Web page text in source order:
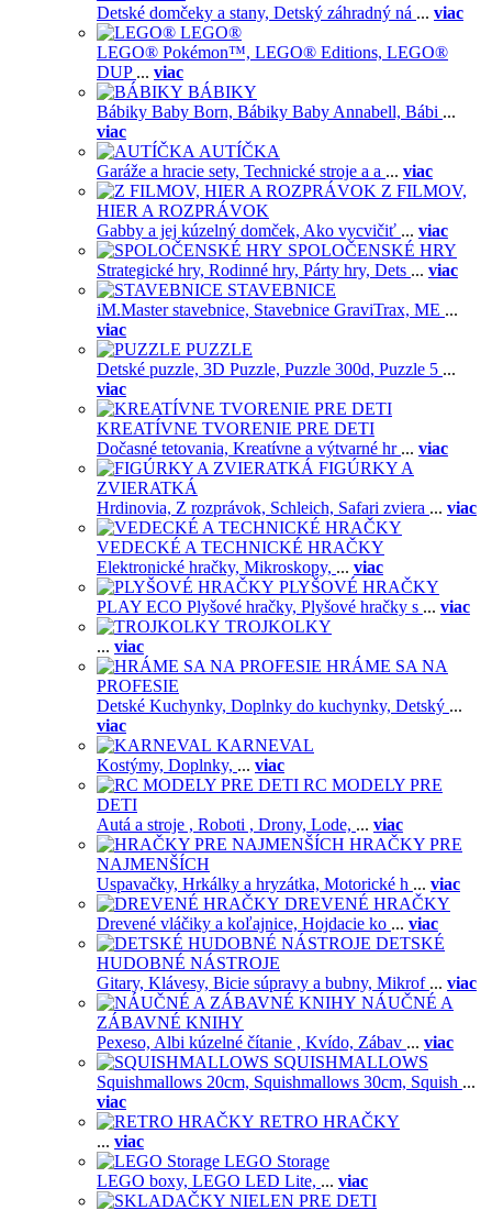
Detské domčeky a stany, Detský záhradný ná ... viac
LEGO®
LEGO® Pokémon™, LEGO® Editions, LEGO®
DUP ... viac
BÁBIKY
Bábiky Baby Born, Bábiky Baby Annabell, Bábi ...
viac
AUTÍČKA
Garáže a hracie sety, Technické stroje a a ... viac
Z FILMOV,
HIER A ROZPRÁVOK
Gabby a jej kúzelný domček, Ako vycvičiť ... viac
SPOLOČENSKÉ HRY
Strategické hry, Rodinné hry, Párty hry, Dets ... viac
STAVEBNICE
iM.Master stavebnice, Stavebnice GraviTrax, ME ...
viac
PUZZLE
Detské puzzle, 3D Puzzle, Puzzle 300d, Puzzle 5 ...
viac
KREATÍVNE TVORENIE PRE DETI
Dočasné tetovania, Kreatívne a výtvarné hr ... viac
FIGÚRKY A
ZVIERATKÁ
Hrdinovia, Z rozprávok, Schleich, Safari zviera ... viac
VEDECKÉ A TECHNICKÉ HRAČKY
Elektronické hračky, Mikroskopy, ... viac
PLYŠOVÉ HRAČKY
PLAY ECO Plyšové hračky, Plyšové hračky s ... viac
TROJKOLKY
... viac
HRÁME SA NA
PROFESIE
Detské Kuchynky, Doplnky do kuchynky, Detský ...
viac
KARNEVAL
Kostýmy, Doplnky, ... viac
RC MODELY PRE
DETI
Autá a stroje , Roboti , Drony, Lode, ... viac
HRAČKY PRE
NAJMENŠÍCH
Uspavačky, Hrkálky a hryzátka, Motorické h ... viac
DREVENÉ HRAČKY
Drevené vláčiky a koľajnice, Hojdacie ko ... viac
DETSKÉ
HUDOBNÉ NÁSTROJE
Gitary, Klávesy, Bicie súpravy a bubny, Mikrof ... viac
NÁUČNÉ A
ZÁBAVNÉ KNIHY
Pexeso, Albi kúzelné čítanie , Kvído, Zábav ... viac
SQUISHMALLOWS
Squishmallows 20cm, Squishmallows 30cm, Squish ...
viac
RETRO HRAČKY
... viac
LEGO Storage
LEGO boxy, LEGO LED Lite, ... viac